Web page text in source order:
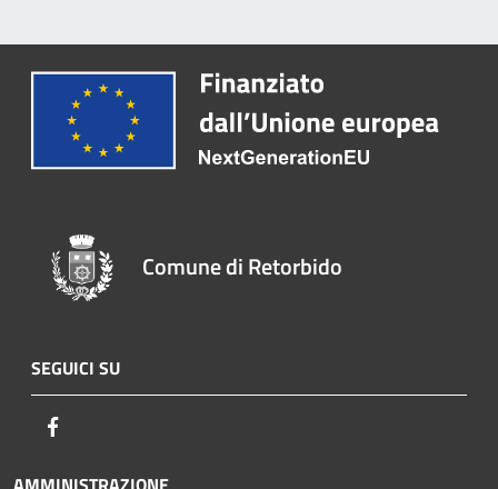
Comune di Retorbido
SEGUICI SU